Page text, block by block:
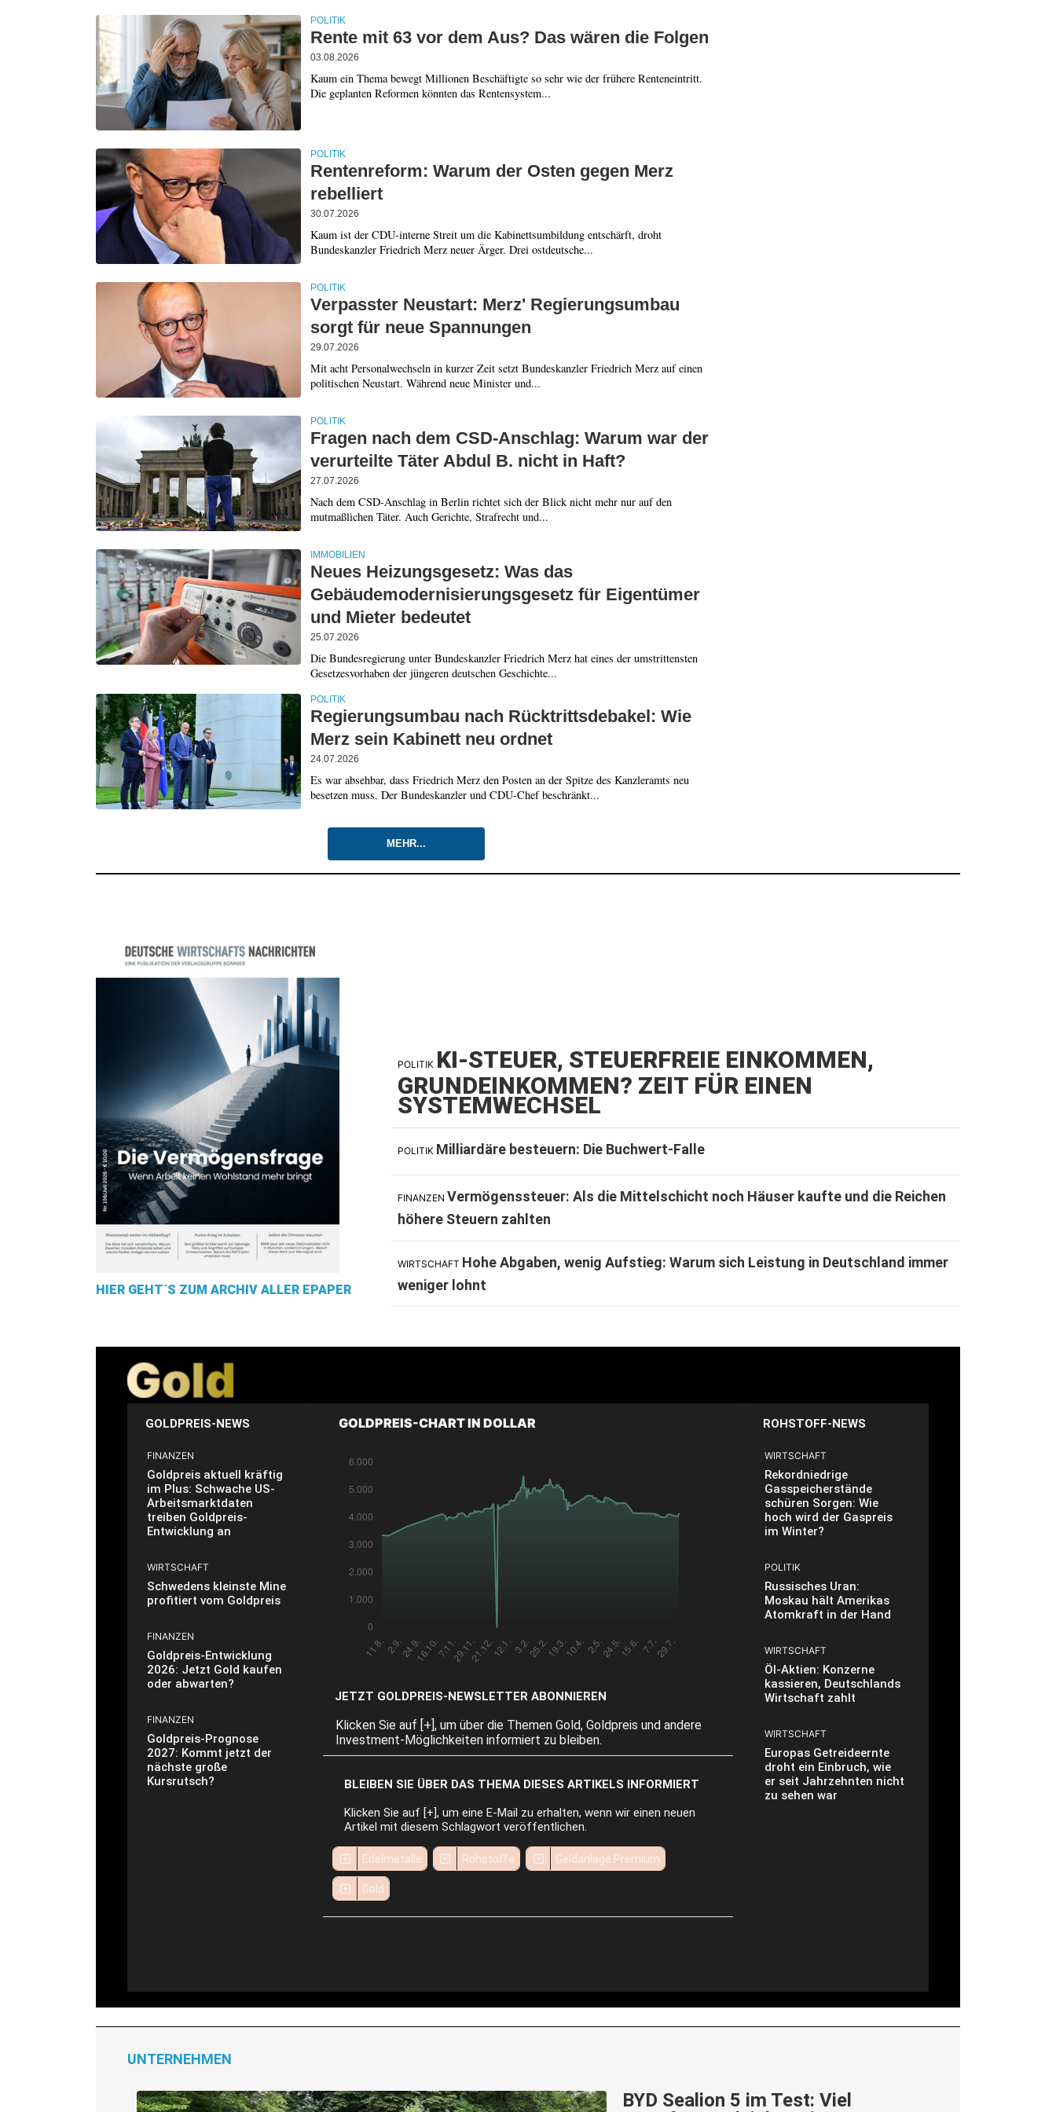
POLITIK
Rente mit 63 vor dem Aus? Das wären die Folgen
03.08.2026
Kaum ein Thema bewegt Millionen Beschäftigte so sehr wie der frühere Renteneintritt.
Die geplanten Reformen könnten das Rentensystem...
POLITIK
Rentenreform: Warum der Osten gegen Merz
rebelliert
30.07.2026
Kaum ist der CDU-interne Streit um die Kabinettsumbildung entschärft, droht
Bundeskanzler Friedrich Merz neuer Ärger. Drei ostdeutsche...
POLITIK
Verpasster Neustart: Merz' Regierungsumbau
sorgt für neue Spannungen
29.07.2026
Mit acht Personalwechseln in kurzer Zeit setzt Bundeskanzler Friedrich Merz auf einen
politischen Neustart. Während neue Minister und...
POLITIK
Fragen nach dem CSD-Anschlag: Warum war der
verurteilte Täter Abdul B. nicht in Haft?
27.07.2026
Nach dem CSD-Anschlag in Berlin richtet sich der Blick nicht mehr nur auf den
mutmaßlichen Täter. Auch Gerichte, Strafrecht und...
IMMOBILIEN
Neues Heizungsgesetz: Was das
Gebäudemodernisierungsgesetz für Eigentümer
und Mieter bedeutet
25.07.2026
Die Bundesregierung unter Bundeskanzler Friedrich Merz hat eines der umstrittensten
Gesetzesvorhaben der jüngeren deutschen Geschichte...
POLITIK
Regierungsumbau nach Rücktrittsdebakel: Wie
Merz sein Kabinett neu ordnet
24.07.2026
Es war absehbar, dass Friedrich Merz den Posten an der Spitze des Kanzleramts neu
besetzen muss. Der Bundeskanzler und CDU-Chef beschränkt...
MEHR...
HIER GEHT´S ZUM ARCHIV ALLER EPAPER
POLITIK KI-STEUER, STEUERFREIE EINKOMMEN,
GRUNDEINKOMMEN? ZEIT FÜR EINEN
SYSTEMWECHSEL
POLITIK Milliardäre besteuern: Die Buchwert-Falle
FINANZEN Vermögenssteuer: Als die Mittelschicht noch Häuser kaufte und die Reichen
höhere Steuern zahlten
WIRTSCHAFT Hohe Abgaben, wenig Aufstieg: Warum sich Leistung in Deutschland immer
weniger lohnt
GOLDPREIS-NEWS
FINANZEN
Goldpreis aktuell kräftig
im Plus: Schwache US-
Arbeitsmarktdaten
treiben Goldpreis-
Entwicklung an
WIRTSCHAFT
Schwedens kleinste Mine
profitiert vom Goldpreis
FINANZEN
Goldpreis-Entwicklung
2026: Jetzt Gold kaufen
oder abwarten?
FINANZEN
Goldpreis-Prognose
2027: Kommt jetzt der
nächste große
Kursrutsch?
GOLDPREIS-CHART IN DOLLAR
JETZT GOLDPREIS-NEWSLETTER ABONNIEREN
Klicken Sie auf [+], um über die Themen Gold, Goldpreis und andere
Investment-Möglichkeiten informiert zu bleiben.
BLEIBEN SIE ÜBER DAS THEMA DIESES ARTIKELS INFORMIERT
Klicken Sie auf [+], um eine E-Mail zu erhalten, wenn wir einen neuen
Artikel mit diesem Schlagwort veröffentlichen.
Edelmetalle Rohstoffe Geldanlage Premium
Gold
ROHSTOFF-NEWS
WIRTSCHAFT
Rekordniedrige
Gasspeicherstände
schüren Sorgen: Wie
hoch wird der Gaspreis
im Winter?
POLITIK
Russisches Uran:
Moskau hält Amerikas
Atomkraft in der Hand
WIRTSCHAFT
Öl-Aktien: Konzerne
kassieren, Deutschlands
Wirtschaft zahlt
WIRTSCHAFT
Europas Getreideernte
droht ein Einbruch, wie
er seit Jahrzehnten nicht
zu sehen war
UNTERNEHMEN
BYD Sealion 5 im Test: Viel